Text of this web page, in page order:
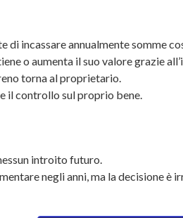
di incassare annualmente somme
o aumenta il suo valore grazie
torna al proprietario.
il controllo sul proprio bene.
introito futuro.
negli anni, ma la decisione è